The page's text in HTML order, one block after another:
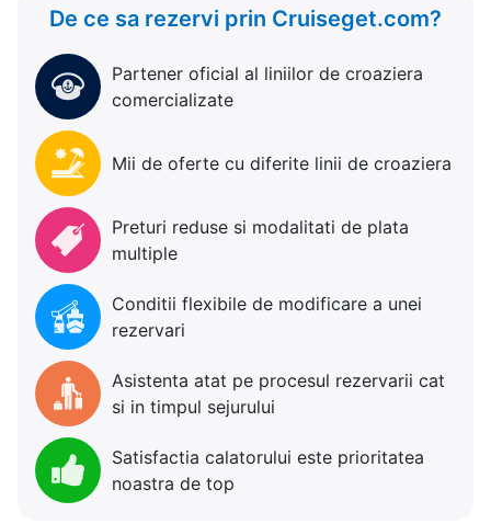
De ce sa rezervi prin Cruiseget.com?
Partener oficial al liniilor de croaziera
comercializate
Mii de oferte cu diferite linii de croaziera
Preturi reduse si modalitati de plata
multiple
Conditii flexibile de modificare a unei
rezervari
Asistenta atat pe procesul rezervarii cat
si in timpul sejurului
Satisfactia calatorului este prioritatea
noastra de top